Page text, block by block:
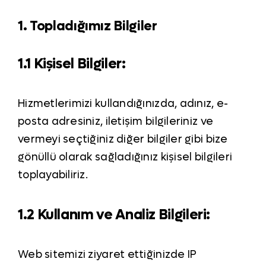
1. Topladığımız Bilgiler
1.1 Kişisel Bilgiler:
Hizmetlerimizi kullandığınızda, adınız, e-
posta adresiniz, iletişim bilgileriniz ve
vermeyi seçtiğiniz diğer bilgiler gibi bize
gönüllü olarak sağladığınız kişisel bilgileri
toplayabiliriz.
1.2 Kullanım ve Analiz Bilgileri:
Web sitemizi ziyaret ettiğinizde IP